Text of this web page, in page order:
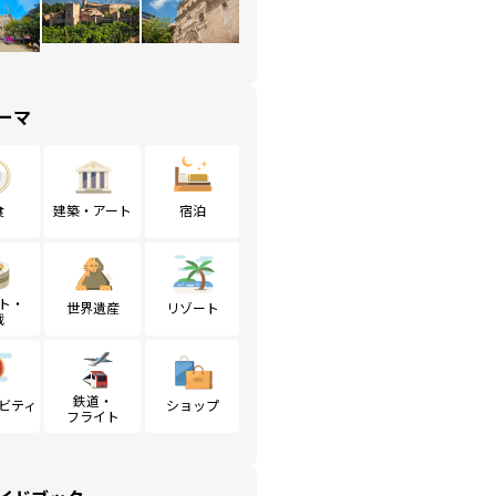
マ
建築・アート 宿泊
・
世界遺産 リゾート
ティ
鉄道・
フライト
ショップ